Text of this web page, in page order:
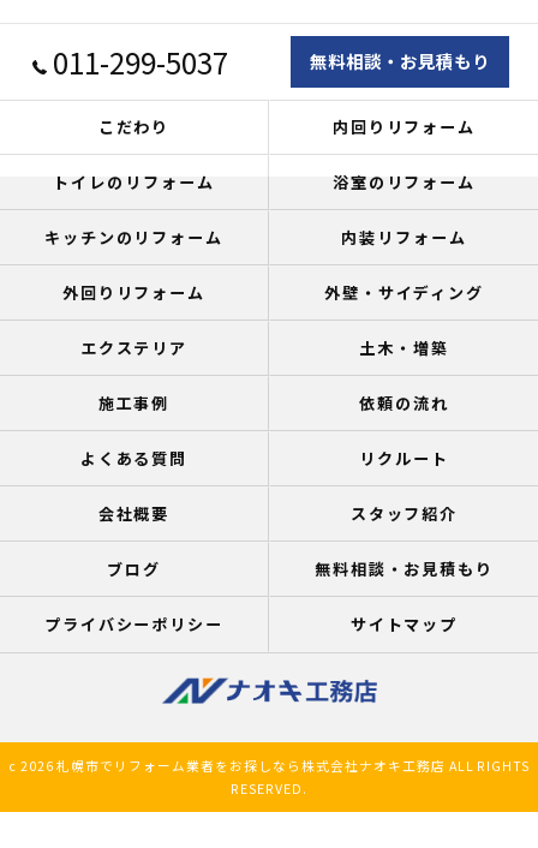
011-299-5037 無料相談・お見積もり
こだわり 内回りリフォーム
トイレのリフォーム 浴室のリフォーム
キッチンのリフォーム 内装リフォーム
外回りリフォーム 外壁・サイディング
エクステリア 土木・増築
施工事例 依頼の流れ
よくある質問 リクルート
会社概要 スタッフ紹介
ブログ 無料相談・お見積もり
プライバシーポリシー サイトマップ
c 2026 札幌市でリフォーム業者をお探しなら株式会社ナオキ工務店 ALL RIGHTS
RESERVED.